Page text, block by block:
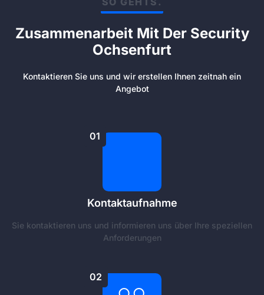
Zusammenarbeit Mit Der Security
Ochsenfurt
Kontaktieren Sie uns und wir erstellen Ihnen zeitnah ein
Angebot
01
Kontaktaufnahme
Sie kontaktieren uns und informieren uns über Ihre speziellen
Anforderungen
02